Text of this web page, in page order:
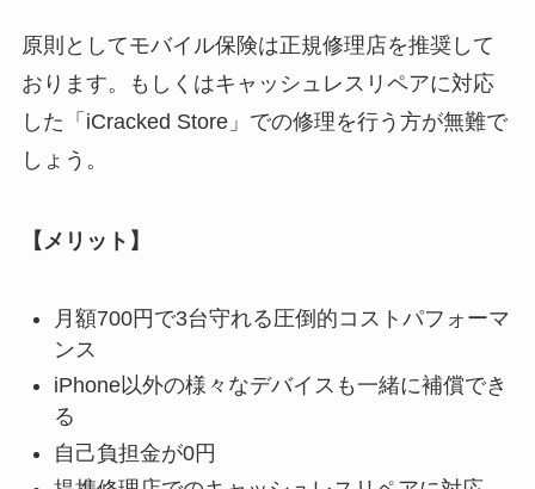
原則としてモバイル保険は正規修理店を推奨して
おります。もしくはキャッシュレスリペアに対応
した「iCracked Store」での修理を行う方が無難で
しょう。
【メリット】
月額700円で3台守れる圧倒的コストパフォーマ
ンス
iPhone以外の様々なデバイスも一緒に補償でき
る
自己負担金が0円